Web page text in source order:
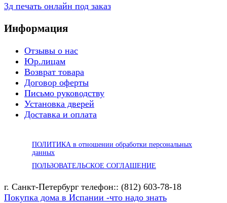
3д печать онлайн под заказ
Информация
Отзывы о нас
Юр.лицам
Возврат товара
Договор оферты
Письмо руководству
Установка дверей
Доставка и оплата
ПОЛИТИКА в отношении обработки персональных
данных
ПОЛЬЗОВАТЕЛЬСКОЕ СОГЛАШЕНИЕ
г. Санкт-Петербург телефон:: (812) 603-78-18
Покупка дома в Испании -что надо знать